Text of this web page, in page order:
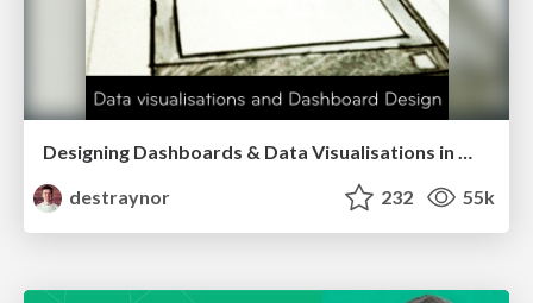
Designing Dashboards & Data Visualisations in Web Apps
destraynor
232 55k